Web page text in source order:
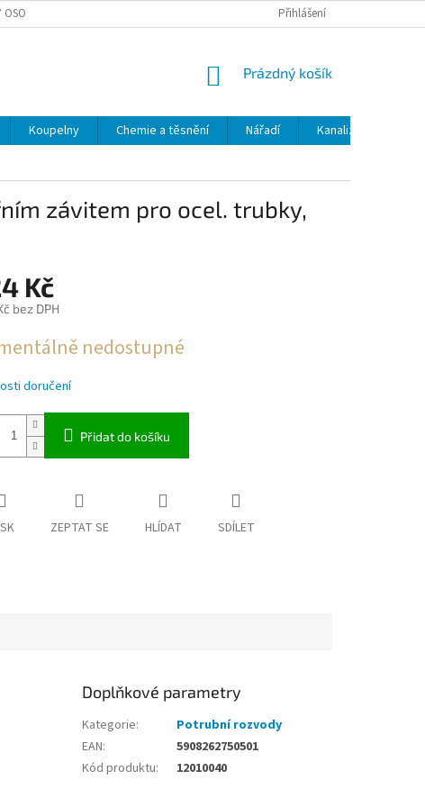
ÚDAJŮ MOJE OBJEDNÁVKA
Přihlášení
NÁKUPNÍ
Prázdný košík
Koupelny Chemie a těsnění Nářadí Kanalizace
závitem pro ocel. trubky,
Kč
bez DPH
nedostupné
doručení
Přidat do košíku
ZEPTAT SE HLÍDAT SDÍLET
Doplňkové parametry
Kategorie:
Potrubní rozvody
EAN:
5908262750501
Kód produktu: 12010040